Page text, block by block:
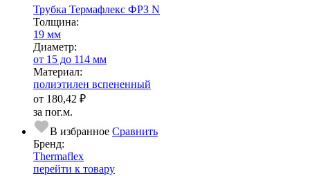
Трубка Термафлекс ФРЗ N
Тол­щи­на:
19 мм
Диаметр:
от 15 до 114 мм
Ма­­те­­ри­­ал:
полиэтилен вспененный
от 180,42 ₽
за пог.м.
В избранное Сравнить
Бренд:
Thermaflex
перейти к товару